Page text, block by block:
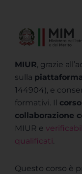
MIUR, grazie
sulla
144904), e
formativi. Il
collaborazione
MIUR e
qualificati.
Questo corso è